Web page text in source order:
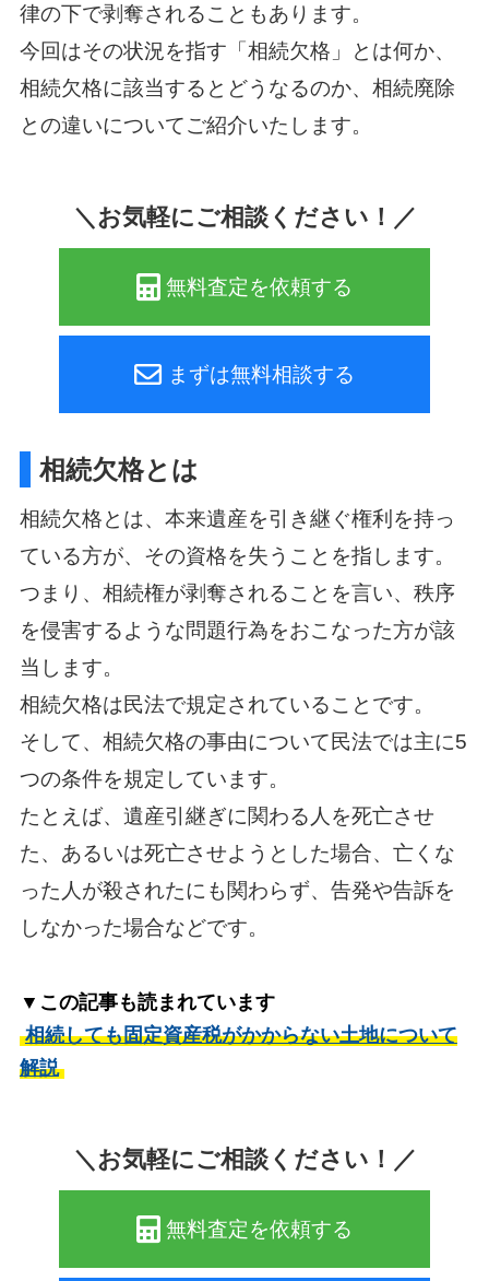
律の下で剥奪されることもあります。
今回はその状況を指す「相続欠格」とは何か、
相続欠格に該当するとどうなるのか、相続廃除
との違いについてご紹介いたします。
＼お気軽にご相談ください！／
無料査定を依頼する
まずは無料相談する
相続欠格とは
相続欠格とは、本来遺産を引き継ぐ権利を持っ
ている方が、その資格を失うことを指します。
つまり、相続権が剥奪されることを言い、秩序
を侵害するような問題行為をおこなった方が該
当します。
相続欠格は民法で規定されていることです。
そして、相続欠格の事由について民法では主に5
つの条件を規定しています。
たとえば、遺産引継ぎに関わる人を死亡させ
た、あるいは死亡させようとした場合、亡くな
った人が殺されたにも関わらず、告発や告訴を
しなかった場合などです。
▼この記事も読まれています
相続しても固定資産税がかからない土地について
解説
＼お気軽にご相談ください！／
無料査定を依頼する